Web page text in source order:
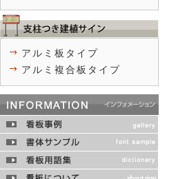
アルミ板タイプ
アルミ複合板タイプ